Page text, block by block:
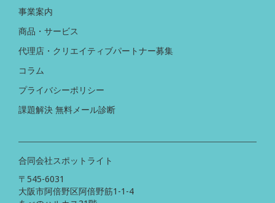
合同会社スポットライト
〒545-6031
大阪市阿倍野区阿倍野筋1-1-4
事業案内
商品・サービス
代理店・クリエイティブパートナー募集
コラム
プライバシーポリシー
課題解決 無料メール診断